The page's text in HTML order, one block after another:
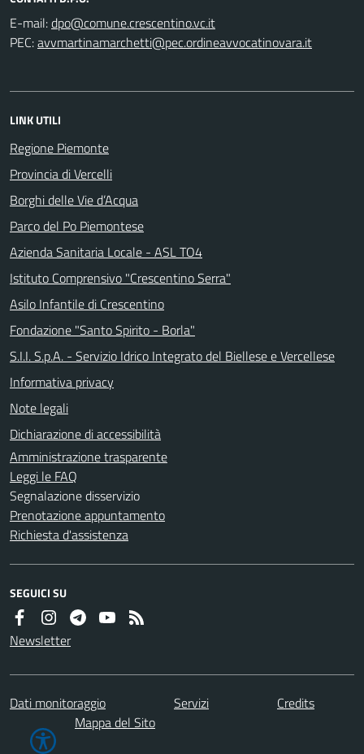
E-mail:
PEC:
LINK UTILI
Regione Piemonte
Provincia di Vercelli
Borghi delle Vie d’Acqua
Parco del Po Piemontese
Azienda Sanitaria Locale - ASL TO4
Istituto Comprensivo "Crescentino Serra"
Asilo Infantile di Crescentino
Fondazione "Santo Spirito - Borla"
S.I.I. S.p.A. - Servizio Idrico Integrato del Biellese e Vercellese
Informativa privacy
Note legali
Dichiarazione di accessibilità
Amministrazione trasparente
Leggi le FAQ
Segnalazione disservizio
Prenotazione appuntamento
Richiesta d'assistenza
SEGUICI SU
Newsletter
Dati monitoraggio Servizi
Credits
Mappa del Sito